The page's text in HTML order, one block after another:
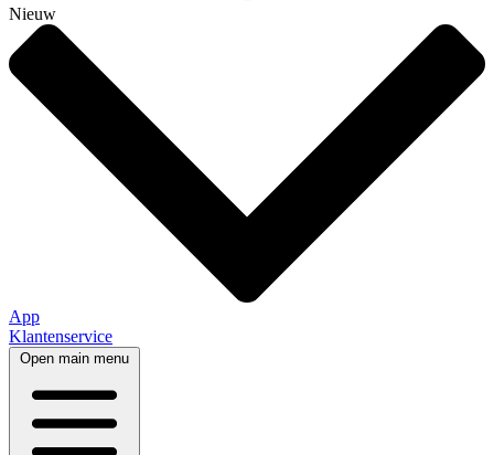
Nieuw
App
Klantenservice
Open main menu